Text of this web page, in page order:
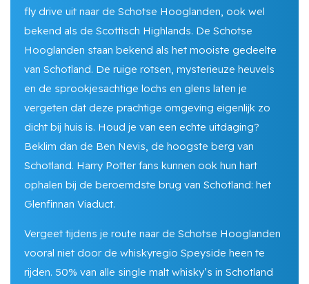
fly drive uit naar de Schotse Hooglanden, ook wel
bekend als de Scottisch Highlands. De Schotse
Hooglanden staan bekend als het mooiste gedeelte
van Schotland. De ruige rotsen, mysterieuze heuvels
en de sprookjesachtige lochs en glens laten je
vergeten dat deze prachtige omgeving eigenlijk zo
dicht bij huis is. Houd je van een echte uitdaging?
Beklim dan de Ben Nevis, de hoogste berg van
Schotland. Harry Potter fans kunnen ook hun hart
ophalen bij de beroemdste brug van Schotland: het
Glenfinnan Viaduct.
Vergeet tijdens je route naar de Schotse Hooglanden
vooral niet door de whiskyregio Speyside heen te
rijden. 50% van alle single malt whisky’s in Schotland